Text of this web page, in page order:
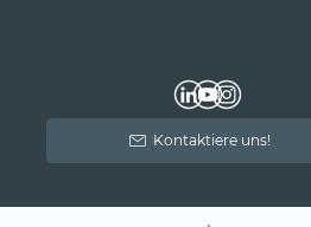
Kontaktiere uns!